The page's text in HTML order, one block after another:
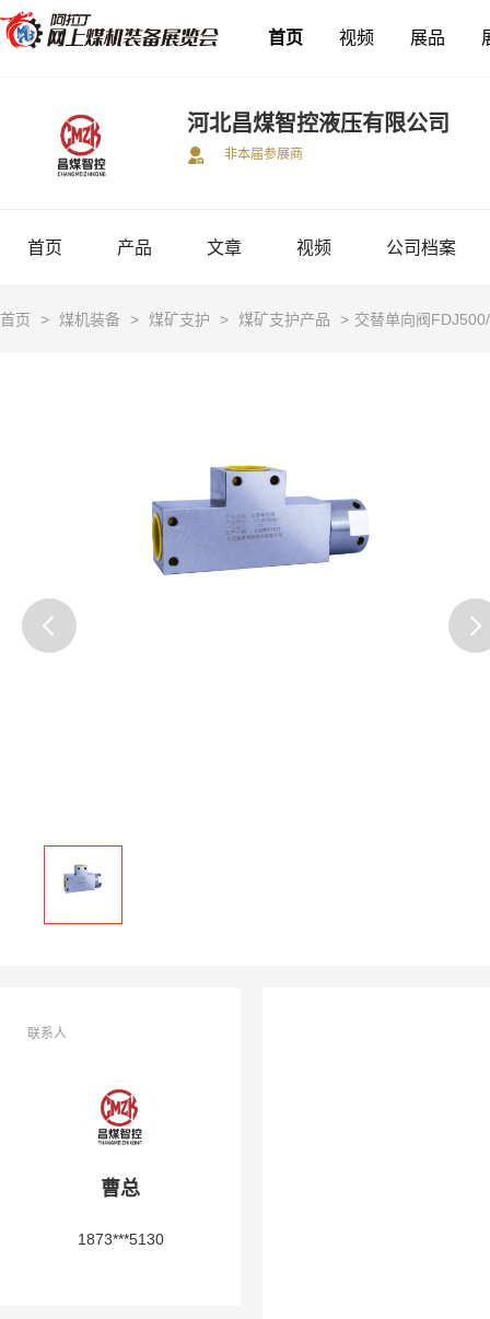
首页 视频 展品
河北昌煤智控液压有限公司
非本届参展商
首页 产品 文章 视频 公司档案
首页 > 煤机装备 > 煤矿支护 > 煤矿支护产品 > 交替单向阀
联系人
曹总
1873***5130